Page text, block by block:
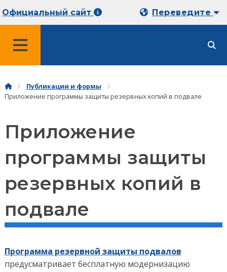
Официальный сайт Переведите
Публикации и формы
Приложение программы защиты резервных копий в подвале
Приложение
программы защиты
резервных копий в
подвале
Программа резервной защиты подвалов
предусматривает бесплатную модернизацию